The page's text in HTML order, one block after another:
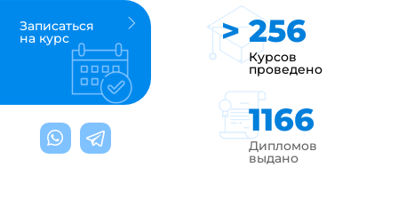
Записаться
на курс > 256
Курсов
проведено
1427
Дипломов
выдано